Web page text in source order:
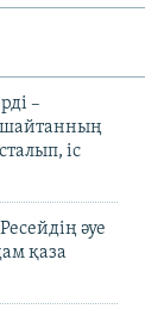
–
іс
әуе
қаза